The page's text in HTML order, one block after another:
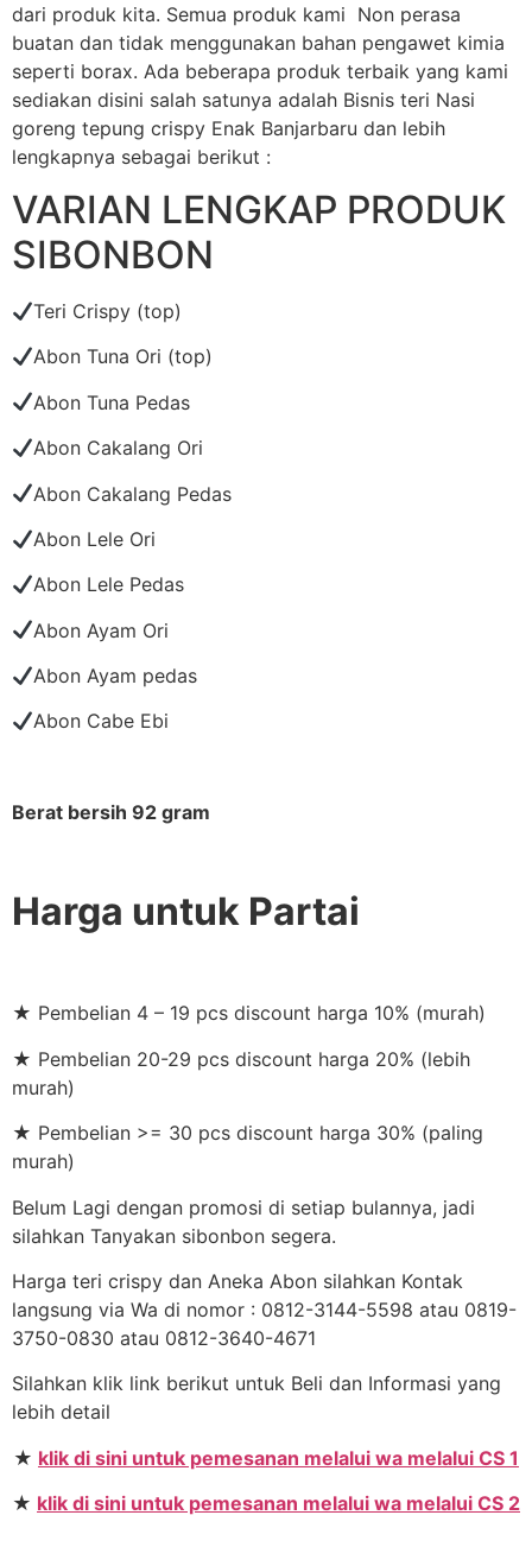
dari produk kita. Semua produk kami Non perasa
buatan dan tidak menggunakan bahan pengawet kimia
seperti borax. Ada beberapa produk terbaik yang kami
sediakan disini salah satunya adalah Bisnis teri Nasi
goreng tepung crispy Enak Banjarbaru dan lebih
lengkapnya sebagai berikut :
VARIAN LENGKAP PRODUK
SIBONBON
Teri Crispy (top)
Abon Tuna Ori (top)
Abon Tuna Pedas
Abon Cakalang Ori
Abon Cakalang Pedas
Abon Lele Ori
Abon Lele Pedas
Abon Ayam Ori
Abon Ayam pedas
Abon Cabe Ebi
Berat bersih 92 gram
Harga untuk Partai
★ Pembelian 4 – 19 pcs discount harga 10% (murah)
★ Pembelian 20-29 pcs discount harga 20% (lebih
murah)
★ Pembelian >= 30 pcs discount harga 30% (paling
murah)
Belum Lagi dengan promosi di setiap bulannya, jadi
silahkan Tanyakan sibonbon segera.
Harga teri crispy dan Aneka Abon silahkan Kontak
langsung via Wa di nomor : 0812-3144-5598 atau 0819-
3750-0830 atau 0812-3640-4671
Silahkan klik link berikut untuk Beli dan Informasi yang
lebih detail
★ klik di sini untuk pemesanan melalui wa melalui CS 1
★ klik di sini untuk pemesanan melalui wa melalui CS 2